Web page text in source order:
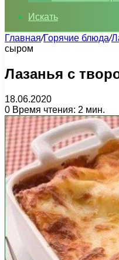
Искать
Главная/Горячие блюда/
сыром
Лазанья с
18.06.2020
0 Время чтения: 2 мин.